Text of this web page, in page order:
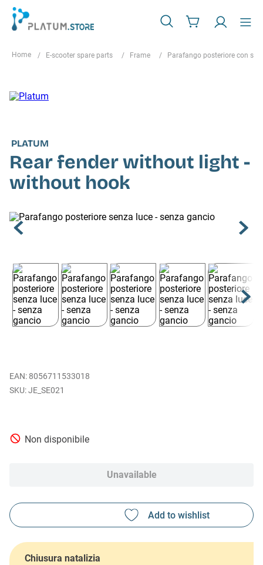
E-scooter spare parts Frame Parafango posteriore con
PLATUM
Rear fender without light -
without hook
EAN: 8056711533018
JE_SE021
Non disponibile
Unavailable
Chiusura natalizia